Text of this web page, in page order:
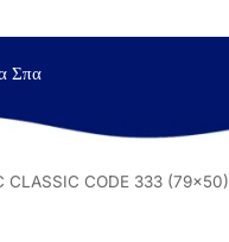
Σπα
CLASSIC CODE 333 (79×50)